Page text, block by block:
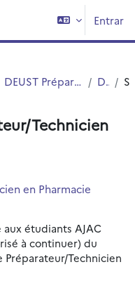
Entrar
DEUST Préparateur-Technicien en Pharmacie (DEUST PTP) DEUST2 PTP
Technicien
en Pharmacie
étudiants AJAC
à continuer) du
Préparateur/Technicien